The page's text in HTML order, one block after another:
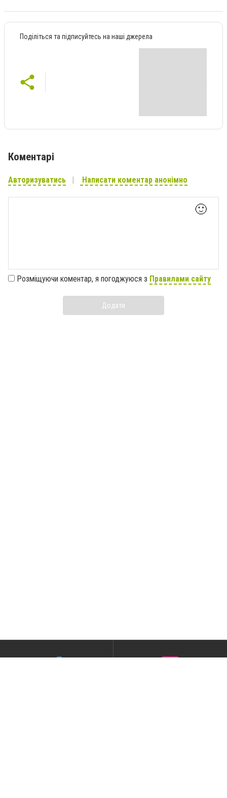
Поділіться та підписуйтесь на наші джерела
Коментарі
Авторизуватись Написати коментар анонімно
🙂
Розміщуючи коментар, я погоджуюся з Правилами сайту
Додати